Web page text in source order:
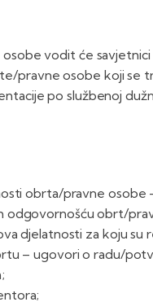
vodit će
pravne osobe koji se
po službenoj
obrta/pravne osobe
odgovornošću obrt/
djelatnosti za koju su
– ugovori o radu/